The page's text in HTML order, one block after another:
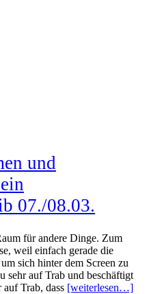
und
07./08.03.
für andere Dinge. Zum
weil einfach gerade die
sich hinter dem Screen zu
sehr auf Trab und beschäftigt
auf Trab, dass [weiterlesen…]